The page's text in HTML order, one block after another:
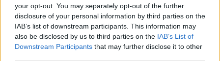
your opt-out. You may separately opt-out of the further
disclosure of your personal information by third parties on the
IAB’s list of downstream participants. This information may
also be disclosed by us to third parties on the IAB’s List of
Downstream Participants that may further disclose it to other